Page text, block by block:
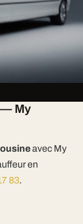
— My
avec My
en
83.